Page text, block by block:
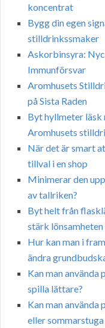
koncentrat
Bygg din egen
stilldrinkssmaker
Askorbinsyra:
Immunförsvar
Aromhusets
på Sista Raden
Byt hyllmeter läsk
Aromhusets
När det är smart
tillval i en shop
Minimerar den
av tallriken?
Byt helt från
stärk lönsamheten
Hur kan man i
ändra
Kan man
spilla lättare?
Kan man
eller